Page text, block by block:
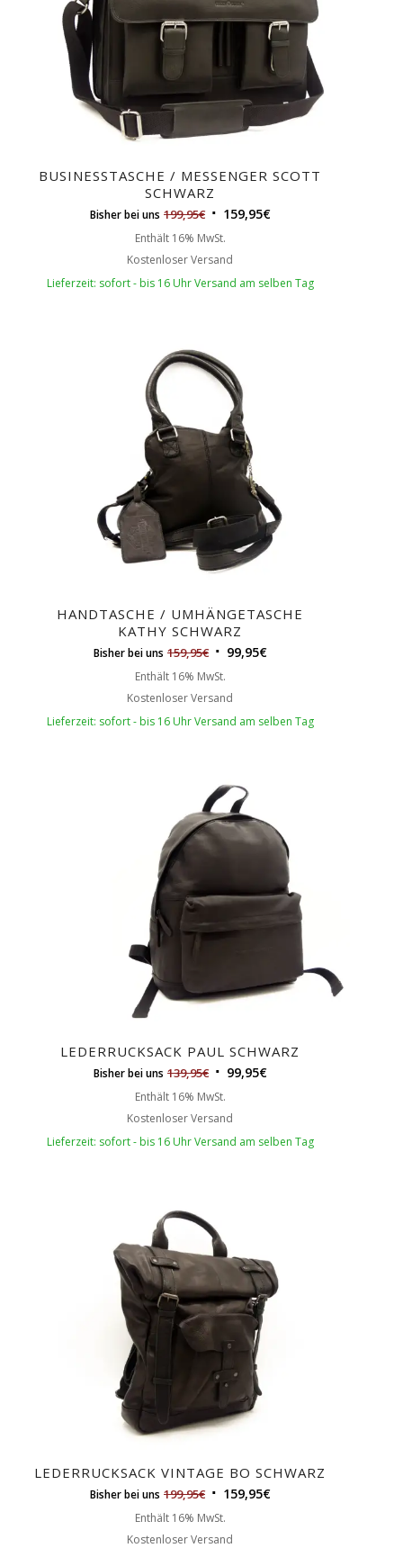
BUSINESSTASCHE / MESSENGER SCOTT
SCHWARZ
Bisher bei uns 199,95€ 159,95€
Enthält 16% MwSt.
Kostenloser Versand
Lieferzeit: sofort - bis 16 Uhr Versand am selben Tag
HANDTASCHE / UMHÄNGETASCHE
KATHY SCHWARZ
Bisher bei uns 159,95€ 99,95€
Enthält 16% MwSt.
Kostenloser Versand
Lieferzeit: sofort - bis 16 Uhr Versand am selben Tag
5.00
LEDERRUCKSACK PAUL SCHWARZ
Bisher bei uns 139,95€ 99,95€
Enthält 16% MwSt.
Kostenloser Versand
Lieferzeit: sofort - bis 16 Uhr Versand am selben Tag
LEDERRUCKSACK VINTAGE BO SCHWARZ
Bisher bei uns 199,95€ 159,95€
Enthält 16% MwSt.
Kostenloser Versand